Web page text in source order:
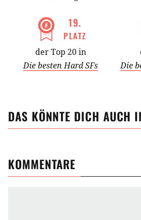
19.
PLATZ
der Top 20 in
Die besten Hard SFs
Die
DAS KÖNNTE DICH AUCH
KOMMENTARE